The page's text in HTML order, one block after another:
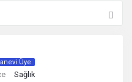
Üye
Sağlık